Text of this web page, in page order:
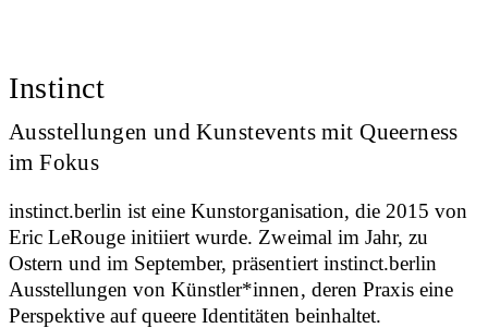
Instinct
Ausstellungen und Kunstevents mit Queerness
im Fokus
instinct.berlin ist eine Kunstorganisation, die 2015 von
Eric LeRouge initiiert wurde. Zweimal im Jahr, zu
Ostern und im September, präsentiert instinct.berlin
Ausstellungen von Künstler*innen, deren Praxis eine
Perspektive auf queere Identitäten beinhaltet.